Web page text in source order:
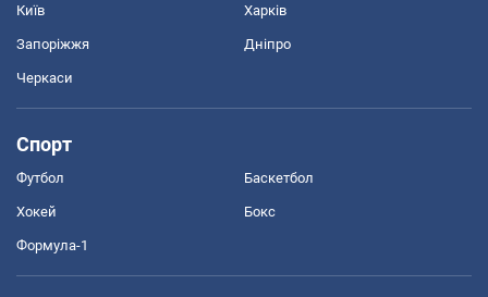
Київ Харків
Запоріжжя Дніпро
Черкаси
Спорт
Футбол Баскетбол
Хокей Бокс
Формула-1